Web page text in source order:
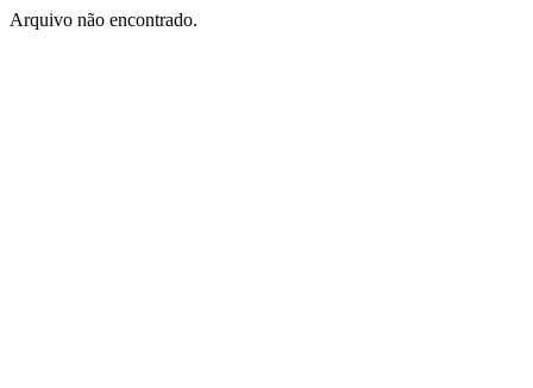
Arquivo não encontrado.